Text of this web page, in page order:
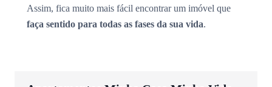
Assim, fica muito mais fácil encontrar um imóvel que
faça sentido para todas as fases da sua vida.